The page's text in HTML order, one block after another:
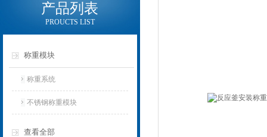
产品列表
PROUCTS LIST
称重模块
称重系统
不锈钢称重模块
查看全部